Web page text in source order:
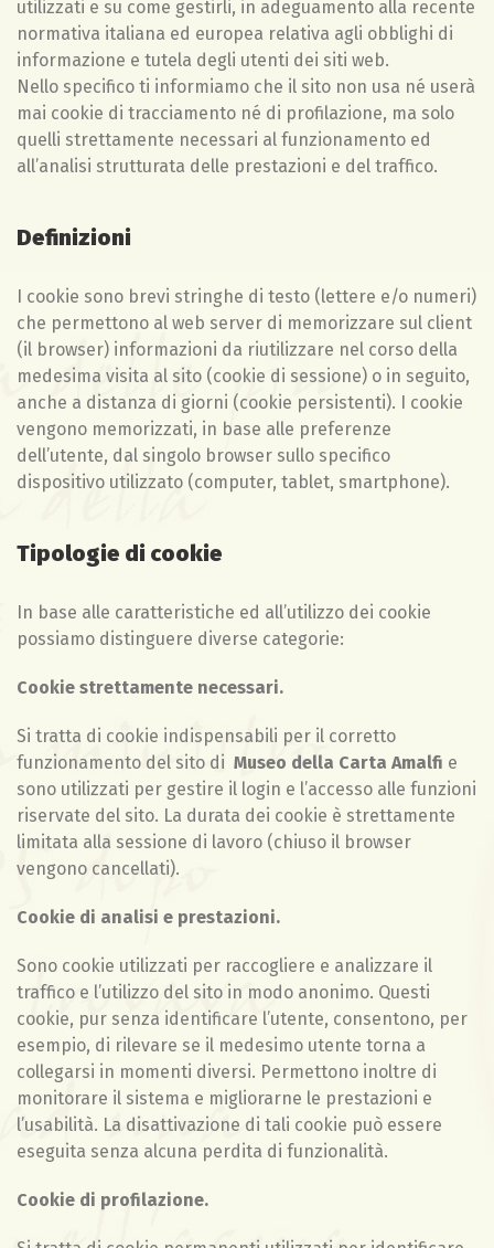
utilizzati e su come gestirli, in adeguamento alla recente
normativa italiana ed europea relativa agli obblighi di
informazione e tutela degli utenti dei siti web.
Nello specifico ti informiamo che il sito non usa né userà
mai cookie di tracciamento né di profilazione, ma solo
quelli strettamente necessari al funzionamento ed
all’analisi strutturata delle prestazioni e del traffico.
Definizioni
I cookie sono brevi stringhe di testo (lettere e/o numeri)
che permettono al web server di memorizzare sul client
(il browser) informazioni da riutilizzare nel corso della
medesima visita al sito (cookie di sessione) o in seguito,
anche a distanza di giorni (cookie persistenti). I cookie
vengono memorizzati, in base alle preferenze
dell’utente, dal singolo browser sullo specifico
dispositivo utilizzato (computer, tablet, smartphone).
Tipologie di cookie
In base alle caratteristiche ed all’utilizzo dei cookie
possiamo distinguere diverse categorie:
Cookie strettamente necessari.
Si tratta di cookie indispensabili per il corretto
funzionamento del sito di Museo della Carta Amalfi e
sono utilizzati per gestire il login e l’accesso alle funzioni
riservate del sito. La durata dei cookie è strettamente
limitata alla sessione di lavoro (chiuso il browser
vengono cancellati).
Cookie di analisi e prestazioni.
Sono cookie utilizzati per raccogliere e analizzare il
traffico e l’utilizzo del sito in modo anonimo. Questi
cookie, pur senza identificare l’utente, consentono, per
esempio, di rilevare se il medesimo utente torna a
collegarsi in momenti diversi. Permettono inoltre di
monitorare il sistema e migliorarne le prestazioni e
l’usabilità. La disattivazione di tali cookie può essere
eseguita senza alcuna perdita di funzionalità.
Cookie di profilazione.